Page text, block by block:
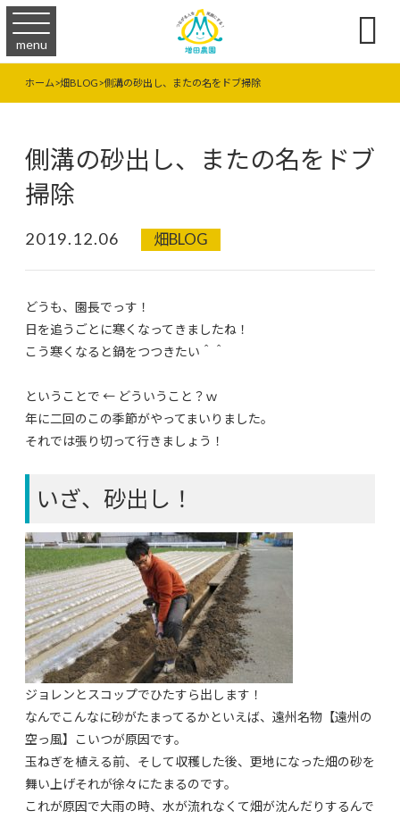
menu 
ホーム>畑BLOG>側溝の砂出し、またの名をドブ掃除
側溝の砂出し、またの名をドブ
掃除
2019.12.06 畑BLOG
どうも、園長でっす！
日を追うごとに寒くなってきましたね！
こう寒くなると鍋をつつきたい＾＾
ということで ← どういうこと？ｗ
年に二回のこの季節がやってまいりました。
それでは張り切って行きましょう！
いざ、砂出し！
ジョレンとスコップでひたすら出します！
なんでこんなに砂がたまってるかといえば、遠州名物【遠州の
空っ風】こいつが原因です。
玉ねぎを植える前、そして収穫した後、更地になった畑の砂を
舞い上げそれが徐々にたまるのです。
これが原因で大雨の時、水が流れなくて畑が沈んだりするんで